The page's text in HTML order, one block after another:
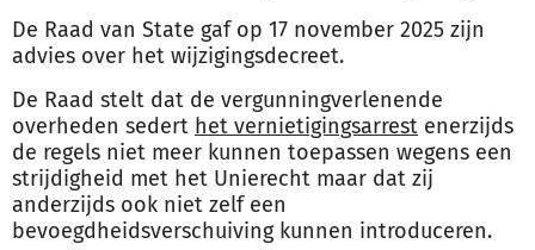
De Raad van State gaf op 17 november 2025 zijn
advies over het wijzigingsdecreet.
De Raad stelt dat de vergunningverlenende
overheden sedert het vernietigingsarrest enerzijds
de regels niet meer kunnen toepassen wegens een
strijdigheid met het Unierecht maar dat zij
anderzijds ook niet zelf een
bevoegdheidsverschuiving kunnen introduceren.